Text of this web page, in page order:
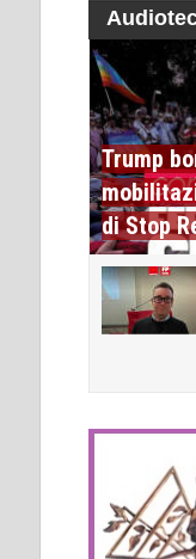
Trump
di Stop